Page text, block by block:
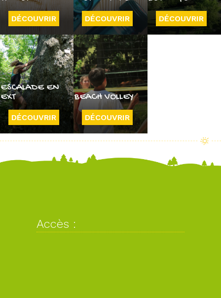
DÉCOUVRIR DÉCOUVRIR DÉCOUVRIR
ESCALADE EN
EXT
DÉCOUVRIR
BEACH VOLLEY
DÉCOUVRIR
Accès :